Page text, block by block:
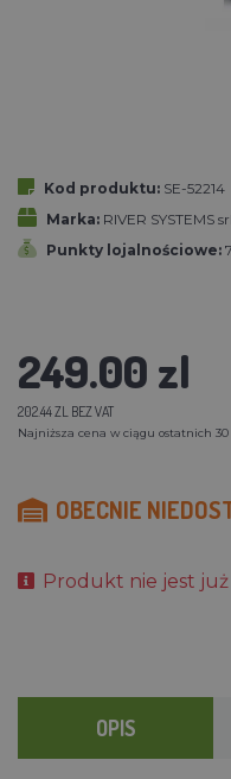
Kod produktu: SE-52214
Marka: RIVER SYSTEMS srl
Punkty lojalnościowe: 7
249.00 zl
202.44 ZL BEZ VAT
Najniższa cena w ciągu ostatnich
OBECNIE
Produkt nie jest
OPIS